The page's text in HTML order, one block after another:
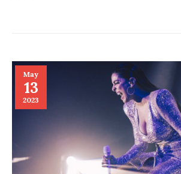
May
13
2023